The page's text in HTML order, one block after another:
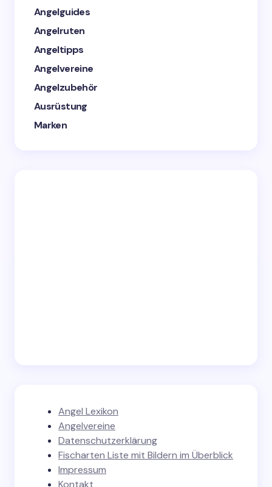
Angelguides
Angelruten
Angeltipps
Angelvereine
Angelzubehör
Ausrüstung
Marken
Angel Lexikon
Angelvereine
Datenschutzerklärung
Fischarten Liste mit Bildern im Überblick
Impressum
Kontakt